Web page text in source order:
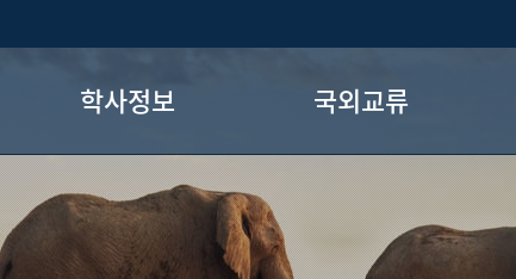
학사정보
교과과정
수강/전공필수
국외교류
7+1 파견학생